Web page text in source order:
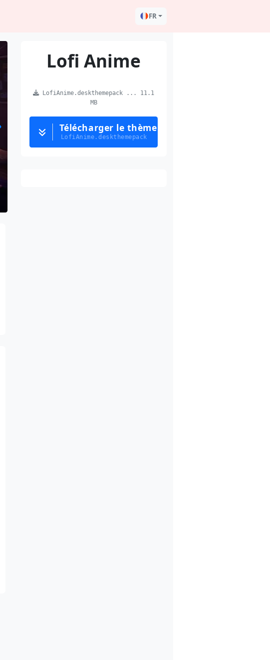
FR
Lofi Anime
LofiAnime.deskthemepack ... 11.1
MB
Télécharger le thème
LofiAnime.deskthemepack